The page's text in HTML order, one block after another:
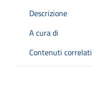
Descrizione
A cura di
Contenuti correlati